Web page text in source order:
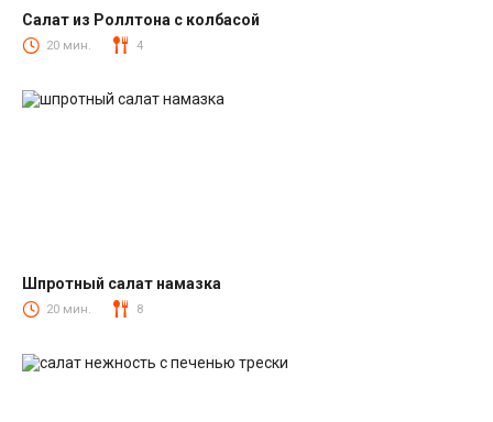
Салаты с колбасой
Салат из Роллтона с колбасой
20 мин. 4
Салаты со шпротами
Шпротный салат намазка
20 мин. 8